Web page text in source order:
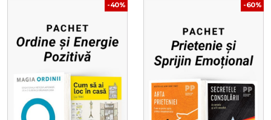
-40% -60%